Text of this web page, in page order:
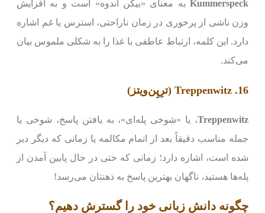
Kummerspeck به معنای «بیکن اندوه» است و به افزایش
وزن ناشی از پرخوری در زمان ناراحتی، استرس یا غم اشاره
دارد. این کلمه، ارتباط عاطفی با غذا را به شکلی ملموس بیان
می‌کند.
16. Treppenwitz (ترِپِن‌ویتز)
Treppenwitz، یا «شوخی پله‌ای»، به یافتن پاسخ، شوخی یا
جمله مناسب دقیقاً بعد از اتمام مکالمه یا زمانی که دیگر دیر
شده است، اشاره دارد؛ زمانی که حتی در حال پایین آمدن از
پله‌ها هستید، ناگهان بهترین پاسخ به ذهنتان می‌رسد!
چگونه دانش زبانی خود را گسترش دهیم؟